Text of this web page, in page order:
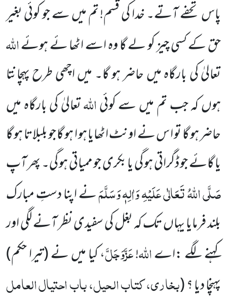
پاس تحفے آتے۔ خدا کی قسم! تم میں سے جو کوئی بغیر
حق کے کسی چیز کو لے گا وہ اسے اٹھا ئے ہوئےاللہ
تعالیٰ کی بارگاہ میں حاضر ہو گا۔ میں اچھی طرح پہچانتا
ہوں کہ جب تم میں سے کوئیاللہتعالیٰ کی بارگاہ میں
حاضر ہو گا تو ا س نے اونٹ اٹھایا ہو ا ہو گا جو بلبلاتا ہو گا
یا گائے جو ڈگراتی ہو گی یا بکری جو ممیاتی ہو گی۔ پھر آپ
صَلَّی اللہُ تَعَالٰی عَلَیْہِ وَاٰلِہٖ وَسَلَّمَنے اپنا دستِ مبارک
بلند فرمایا یہاں تک کہ بغل کی سفیدی نظر آنے لگی اور
کہنے لگے :اےاللہ!عَزَّوَجَلَّ، کیا میں نے (تیرا حکم)
پہنچا دیا ؟(بخاری، کتاب الحیل، باب احتیال العامل